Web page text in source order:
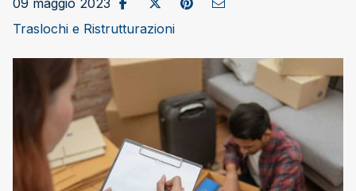
Traslochi e Ristrutturazioni